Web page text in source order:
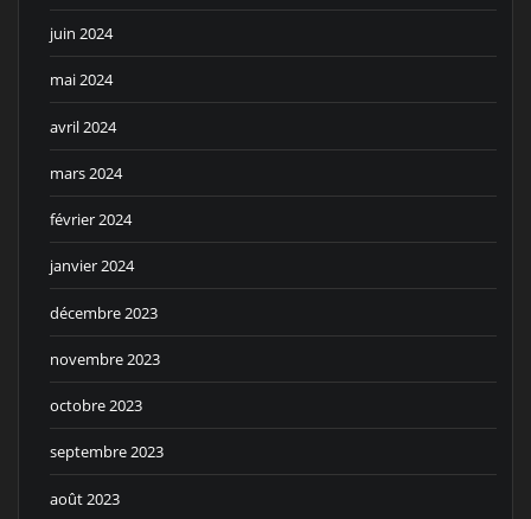
juin 2024
mai 2024
avril 2024
mars 2024
février 2024
janvier 2024
décembre 2023
novembre 2023
octobre 2023
septembre 2023
août 2023